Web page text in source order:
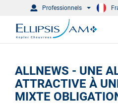
Professionnels
ALLNEWS - UNE
ATTRACTIVE À
MIXTE